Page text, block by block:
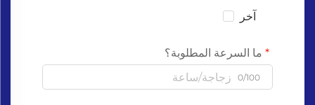
آخر
ما السرعة المطلوبة؟
0/100